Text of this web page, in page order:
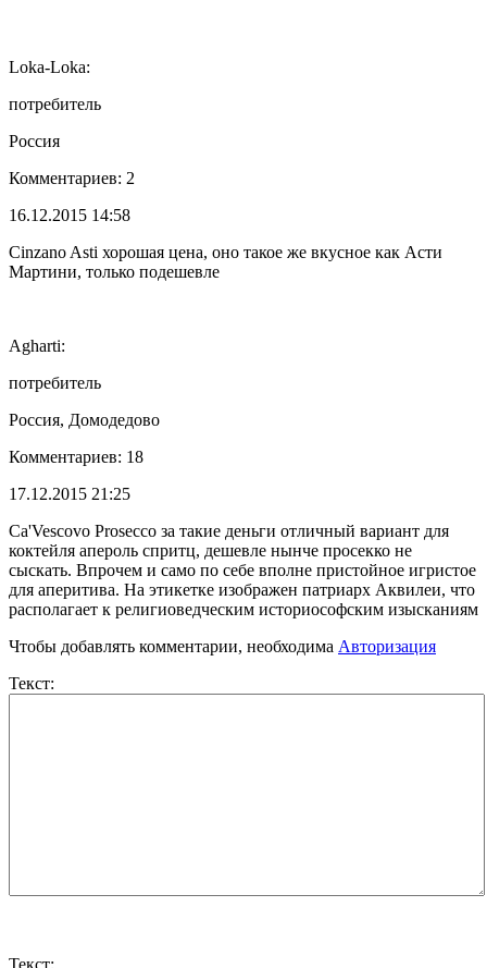
Loka-Loka:
потребитель
Россия
Комментариев: 2
16.12.2015 14:58
Cinzano Asti хорошая цена, оно такое же вкусное как Асти
Мартини, только подешевле
Agharti:
потребитель
Россия, Домодедово
Комментариев: 18
17.12.2015 21:25
Ca'Vescovo Prosecco за такие деньги отличный вариант для
коктейля апероль спритц, дешевле нынче просекко не
сыскать. Впрочем и само по себе вполне пристойное игристое
для аперитива. На этикетке изображен патриарх Аквилеи, что
располагает к религиоведческим историософским изысканиям
Чтобы добавлять комментарии, необходима Авторизация
Текст:
Текст: